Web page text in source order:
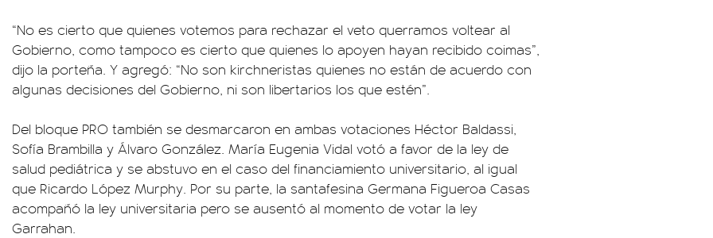
“No es cierto que quienes votemos para rechazar el veto querramos voltear al
Gobierno, como tampoco es cierto que quienes lo apoyen hayan recibido coimas”,
dijo la porteña. Y agregó: “No son kirchneristas quienes no están de acuerdo con
algunas decisiones del Gobierno, ni son libertarios los que estén”.
Del bloque PRO también se desmarcaron en ambas votaciones Héctor Baldassi,
Sofía Brambilla y Álvaro González. María Eugenia Vidal votó a favor de la ley de
salud pediátrica y se abstuvo en el caso del financiamiento universitario, al igual
que Ricardo López Murphy. Por su parte, la santafesina Germana Figueroa Casas
acompañó la ley universitaria pero se ausentó al momento de votar la ley
Garrahan.